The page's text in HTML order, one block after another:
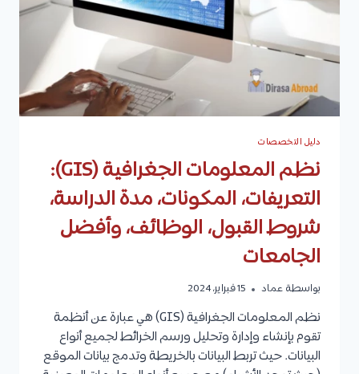
الجامعات
دليل التخصصات
نظم المعلومات الجغرافية (GIS):
التعريفات، المكونات، مدة الدراسة،
شروط القبول، الوظائف، وأفضل
الجامعات
بواسطة عماد 15 فبراير، 2024
نظم المعلومات الجغرافية (GIS) هي عبارة عن أنظمة
تقوم بإنشاء وإدارة وتحليل ورسم الخرائط لجميع أنواع
البيانات. حيث تربط البيانات بالخريطة وتدمج بيانات الموقع